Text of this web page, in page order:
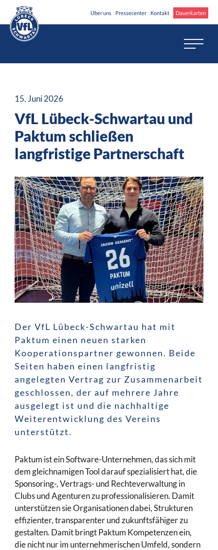
Über uns Pressecenter Kontakt Dauerkarten
15. Juni 2026
VfL Lübeck-Schwartau und
Paktum schließen
langfristige Partnerschaft
Der VfL Lübeck-Schwartau hat mit
Paktum einen neuen starken
Kooperationspartner gewonnen. Beide
Seiten haben einen langfristig
angelegten Vertrag zur Zusammenarbeit
geschlossen, der auf mehrere Jahre
ausgelegt ist und die nachhaltige
Weiterentwicklung des Vereins
unterstützt.
Paktum ist ein Software-Unternehmen, das sich mit
dem gleichnamigen Tool darauf spezialisiert hat, die
Sponsoring-, Vertrags- und Rechteverwaltung in
Clubs und Agenturen zu professionalisieren. Damit
unterstützen sie Organisationen dabei, Strukturen
effizienter, transparenter und zukunftsfähiger zu
gestalten. Damit bringt Paktum Kompetenzen ein,
die nicht nur im unternehmerischen Umfeld, sondern